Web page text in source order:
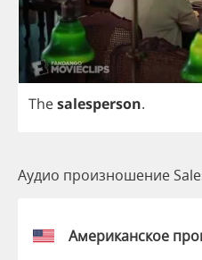
Thesalesperson.
Аудио произношение
Американское